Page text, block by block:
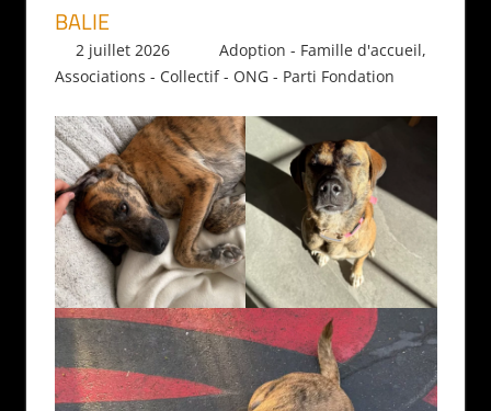
BALIE
2 juillet 2026 Daniel
Adoption - Famille d'accueil,
Associations - Collectif - ONG - Parti Fondation